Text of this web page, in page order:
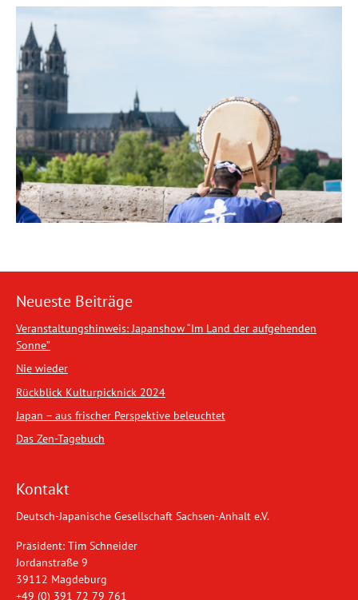
Neueste Beiträge
Veranstaltungshinweis: Japanshow “Im Land der aufgehenden
Sonne”
Nie wieder
Rückblick Kulturpicknick 2024
Japan – aus frischer Perspektive beleuchtet
Das Zen-Tagebuch
Kontakt
Deutsch-Japanische Gesellschaft Sachsen-Anhalt e.V.
Präsident: Tim Schneider
Jordanstraße 9
39112 Magdeburg
+49 (0) 391 72 79 761